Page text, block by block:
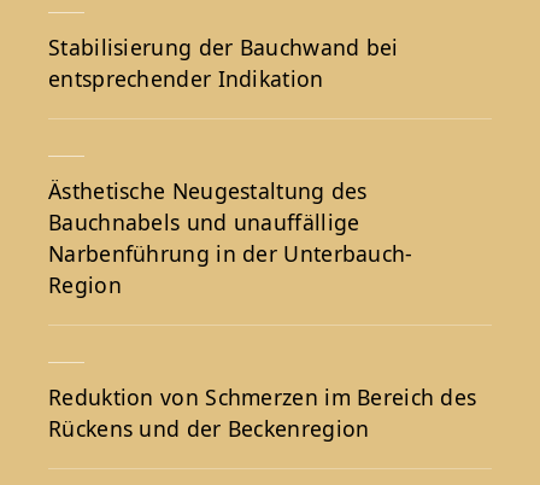
Stabilisierung der Bauchwand bei
entsprechender Indikation
Ästhetische Neugestaltung des
Bauchnabels und unauffällige
Narbenführung in der Unterbauch-
Region
Reduktion von Schmerzen im Bereich des
Rückens und der Beckenregion